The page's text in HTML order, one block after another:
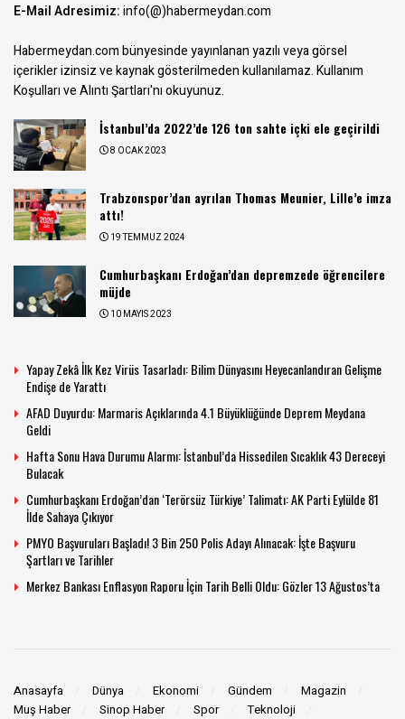
E-Mail Adresimiz:info(@)habermeydan.com
Habermeydan.com bünyesinde yayınlanan yazılı veya görsel
içerikler izinsiz ve kaynak gösterilmeden kullanılamaz.Kullanım
Koşulları ve Alıntı Şartları'nı okuyunuz.
İstanbul’da 2022’de 126 ton sahte içki ele geçirildi
8 OCAK 2023
Trabzonspor’dan ayrılan Thomas Meunier, Lille’e imza
attı!
19 TEMMUZ 2024
Cumhurbaşkanı Erdoğan’dan depremzede öğrencilere
müjde
10 MAYIS 2023
Yapay Zekâ İlk Kez Virüs Tasarladı: Bilim Dünyasını Heyecanlandıran Gelişme
Endişe de Yarattı
AFAD Duyurdu: Marmaris Açıklarında 4.1 Büyüklüğünde Deprem Meydana
Geldi
Hafta Sonu Hava Durumu Alarmı: İstanbul’da Hissedilen Sıcaklık 43 Dereceyi
Bulacak
Cumhurbaşkanı Erdoğan’dan ‘Terörsüz Türkiye’ Talimatı: AK Parti Eylülde 81
İlde Sahaya Çıkıyor
PMYO Başvuruları Başladı! 3 Bin 250 Polis Adayı Alınacak: İşte Başvuru
Şartları ve Tarihler
Merkez Bankası Enflasyon Raporu İçin Tarih Belli Oldu: Gözler 13 Ağustos’ta
Anasayfa Dünya Ekonomi Gündem
Magazin
Muş Haber
Sinop Haber Spor Teknoloji